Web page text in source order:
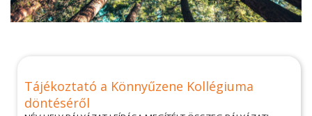
Tájékoztató a Könnyűzene Kollégiuma
döntéséről